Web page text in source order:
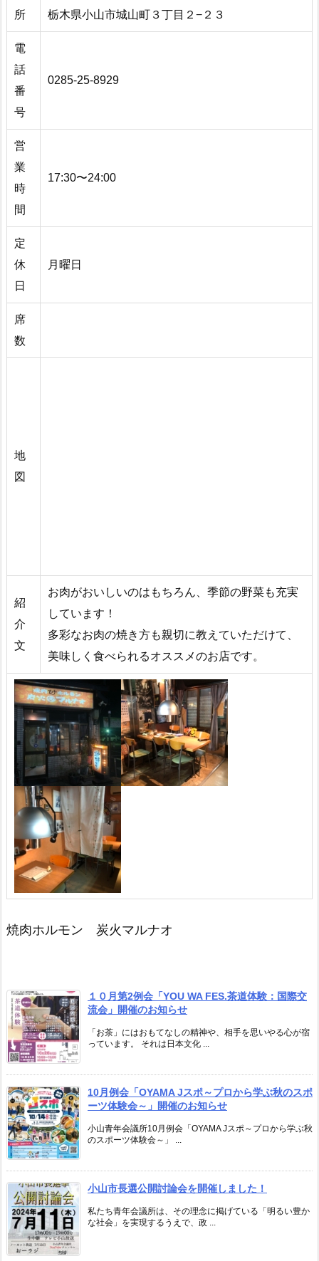
所
栃木県小山市城山町３丁目２−２３
電
話
番
号
0285-25-8929
営
業
時
間
17:30〜24:00
定
休
日
月曜日
席
数
地
図
紹
介
文
お肉がおいしいのはもちろん、季節の野菜も充実
しています！
多彩なお肉の焼き方も親切に教えていただけて、
美味しく食べられるオススメのお店です。
焼肉ホルモン 炭火マルナオ
１０月第2例会「YOU WA FES.茶道体験：国際交
流会」開催のお知らせ
「お茶」にはおもてなしの精神や、相手を思いやる心が宿
っています。 それは日本文化 ...
10月例会「OYAMA Jスポ～プロから学ぶ秋のスポ
ーツ体験会～」開催のお知らせ
小山青年会議所10月例会「OYAMA Jスポ～プロから学ぶ秋
のスポーツ体験会～」 ...
小山市長選公開討論会を開催しました！
私たち青年会議所は、その理念に掲げている「明るい豊か
な社会」を実現するうえで、政 ...